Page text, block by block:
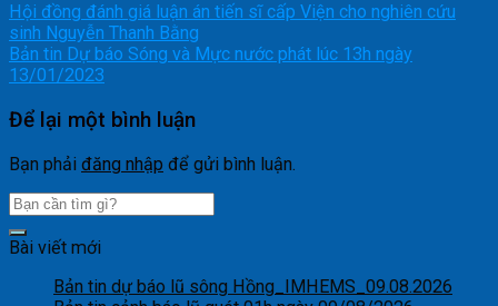
Hội đồng đánh giá luận án tiến sĩ cấp Viện cho nghiên cứu
sinh Nguyễn Thanh Bằng
Bản tin Dự báo Sóng và Mực nước phát lúc 13h ngày
13/01/2023
Để lại một bình luận
Bạn phải đăng nhập để gửi bình luận.
Bài viết mới
Bản tin dự báo lũ sông Hồng_IMHEMS_09.08.2026